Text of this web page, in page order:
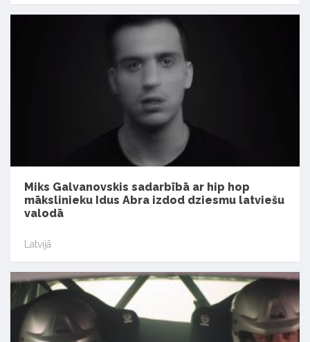
Miks Galvanovskis sadarbībā ar hip hop
mākslinieku Idus Abra izdod dziesmu latviešu
valodā
Latvijā